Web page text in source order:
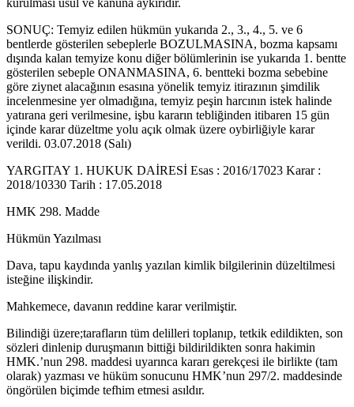
kurulması usul ve kanuna aykırıdır.
SONUÇ: Temyiz edilen hükmün yukarıda 2., 3., 4., 5. ve 6
bentlerde gösterilen sebeplerle BOZULMASINA, bozma kapsamı
dışında kalan temyize konu diğer bölümlerinin ise yukarıda 1. bentte
gösterilen sebeple ONANMASINA, 6. bentteki bozma sebebine
göre ziynet alacağının esasına yönelik temyiz itirazının şimdilik
incelenmesine yer olmadığına, temyiz peşin harcının istek halinde
yatırana geri verilmesine, işbu kararın tebliğinden itibaren 15 gün
içinde karar düzeltme yolu açık olmak üzere oybirliğiyle karar
verildi. 03.07.2018 (Salı)
YARGITAY 1. HUKUK DAİRESİ Esas : 2016/17023 Karar :
2018/10330 Tarih : 17.05.2018
HMK 298. Madde
Hükmün Yazılması
Dava, tapu kaydında yanlış yazılan kimlik bilgilerinin düzeltilmesi
isteğine ilişkindir.
Mahkemece, davanın reddine karar verilmiştir.
Bilindiği üzere;tarafların tüm delilleri toplanıp, tetkik edildikten, son
sözleri dinlenip duruşmanın bittiği bildirildikten sonra hakimin
HMK.’nun 298. maddesi uyarınca kararı gerekçesi ile birlikte (tam
olarak) yazması ve hüküm sonucunu HMK’nun 297/2. maddesinde
öngörülen biçimde tefhim etmesi asıldır.